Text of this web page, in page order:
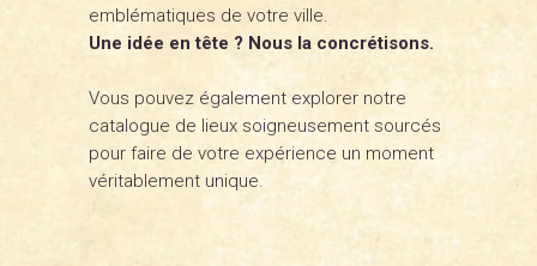
emblématiques de votre ville.
Une idée en tête ? Nous la concrétisons.
Vous pouvez également explorer notre
catalogue de lieux soigneusement sourcés
pour faire de votre expérience un moment
véritablement unique.